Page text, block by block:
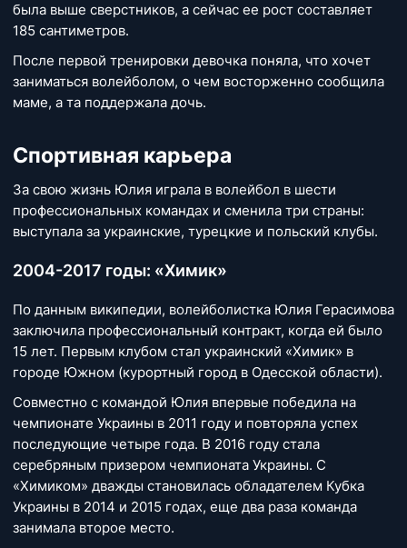
была выше сверстников, а сейчас ее рост составляет
185 сантиметров.
После первой тренировки девочка поняла, что хочет
заниматься волейболом, о чем восторженно сообщила
маме, а та поддержала дочь.
Спортивная карьера
За свою жизнь Юлия играла в волейбол в шести
профессиональных командах и сменила три страны:
выступала за украинские, турецкие и польский клубы.
2004-2017 годы: «Химик»
По данным википедии, волейболистка Юлия Герасимова
заключила профессиональный контракт, когда ей было
15 лет. Первым клубом стал украинский «Химик» в
городе Южном (курортный город в Одесской области).
Совместно с командой Юлия впервые победила на
чемпионате Украины в 2011 году и повторяла успех
последующие четыре года. В 2016 году стала
серебряным призером чемпионата Украины. С
«Химиком» дважды становилась обладателем Кубка
Украины в 2014 и 2015 годах, еще два раза команда
занимала второе место.